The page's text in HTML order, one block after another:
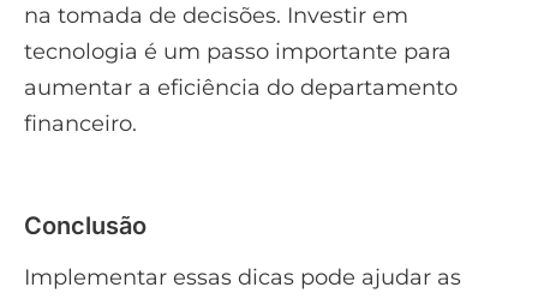
na tomada de decisões. Investir em
tecnologia é um passo importante para
aumentar a eficiência do departamento
financeiro.
Conclusão
Implementar essas dicas pode ajudar as